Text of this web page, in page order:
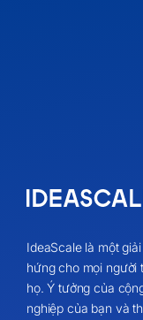
IdeaScale là một
hứng cho mọi người
họ. Ý tưởng của
nghiệp của bạn và